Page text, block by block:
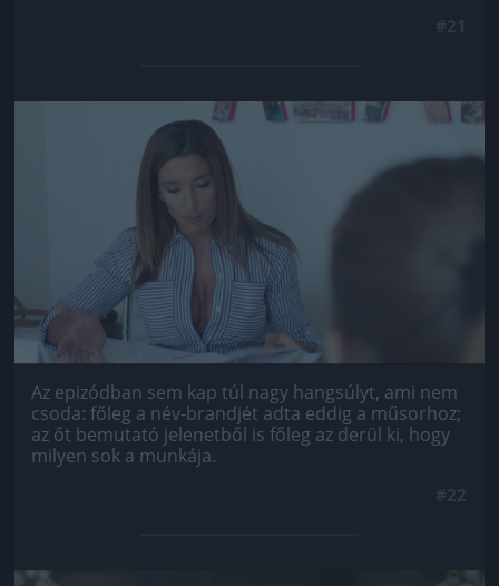
Jön még kép!
Az epizódban sem kap túl nagy hangsúlyt, ami nem
csoda: főleg a név-brandjét adta eddig a műsorhoz;
az őt bemutató jelenetből is főleg az derül ki, hogy
milyen sok a munkája.